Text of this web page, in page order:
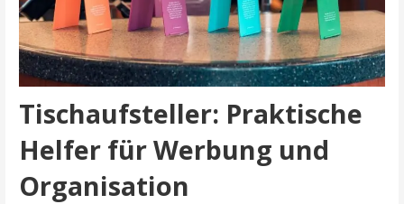
Tischaufsteller: Praktische
Helfer für Werbung und
Organisation